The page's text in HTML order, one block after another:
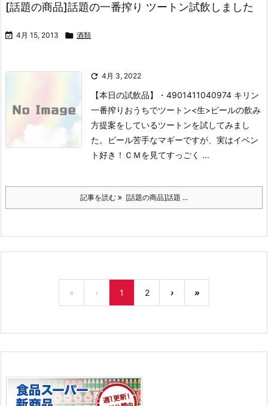
[話題の商品]話題の一番搾り ツートン試飲しました
 4月 15, 2013  酒類
 4月 3, 2022
【本日の試飲品】
・4901411040974 キリン
一番搾りおうちでツートン<生>ビールの飲み
方提案をしているツートンを試してみまし
た。ビール苦手なマギーですが、実はイベン
ト好き！ＣＭを見てすっごく ...
記事を読む [話題の商品]話題 ...
« ‹ 1 2 › »